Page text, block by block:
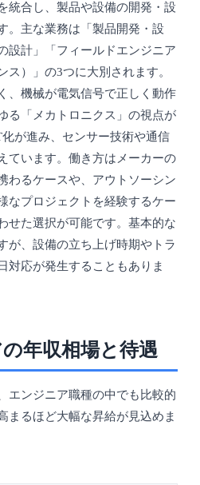
統合し、製品や設備の開発・設
。主な業務は「製品開発・設
設計」「フィールドエンジニア
ス）」の3つに大別されます。
、機械が電気信号で正しく動作
る「メカトロニクス」の視点が
が進み、センサー技術や通信
ています。働き方はメーカーの
わるケースや、アウトソーシン
なプロジェクトを経験するケー
せた選択が可能です。基本的な
が、設備の立ち上げ時期やトラ
対応が発生することもありま
年収相場と待遇
エンジニア職種の中でも比較的
まるほど大幅な昇給が見込めま